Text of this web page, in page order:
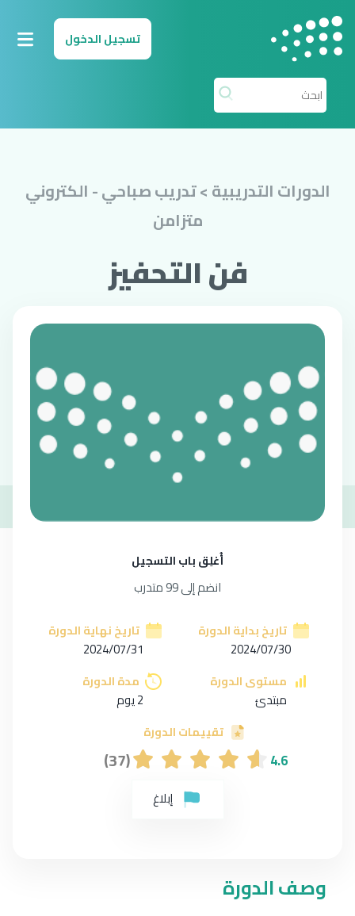
تسجيل الدخول
الدورات التدريبية > تدريب صباحي - الكتروني
متزامن
فن التحفيز
أُغلِق باب التسجيل
انضم إلى 99 متدرب
تاريخ بداية الدورة
2024/07/30
تاريخ نهاية الدورة
2024/07/31
مستوى الدورة
مبتدئ
مدة الدورة
2 يوم
تقييمات الدورة
4.6
(37)
إبلاغ
وصف الدورة